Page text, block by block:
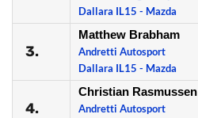
Dallara IL15 - Mazda
3.
Matthew Brabham
Andretti Autosport
Dallara IL15 - Mazda
4.
Christian Rasmussen
Andretti Autosport